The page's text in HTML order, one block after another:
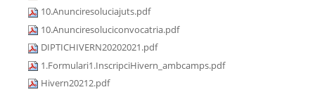
10.Anunciresoluciajuts.pdf
10.Anunciresoluciconvocatria.pdf
DIPTICHIVERN20202021.pdf
1.Formulari1.InscripciHivern_ambcamps.pdf
Hivern20212.pdf